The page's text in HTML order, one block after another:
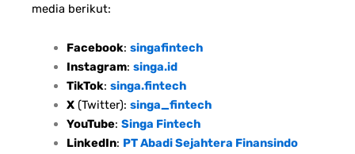
media berikut:
Facebook: singafintech
Instagram: singa.id
TikTok: singa.fintech
X(Twitter): singa_fintech
YouTube: Singa Fintech
LinkedIn: PT Abadi Sejahtera Finansindo